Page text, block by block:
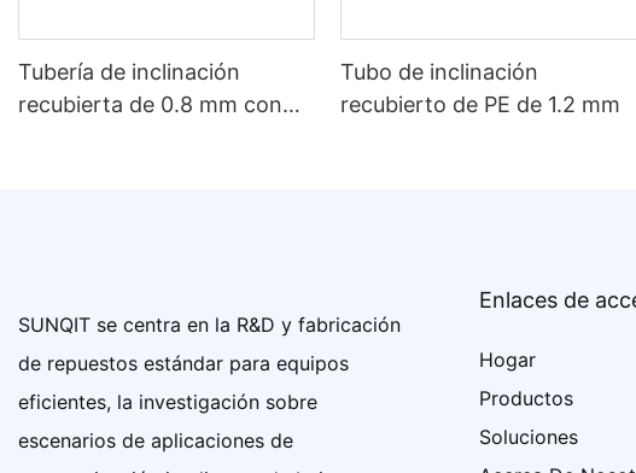
Tubería de inclinación
recubierta de 0.8 mm con
Tubo de inclinación
recubierto de PE de 1.2 mm
SUNQIT se centra en la R&D y fabricación
de repuestos estándar para equipos
eficientes, la investigación sobre
escenarios de aplicaciones de
Enlaces de
Hogar
Productos
Soluciones